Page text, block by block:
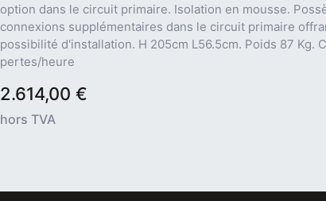
option dans le circuit primaire. Isolation en mousse.
connexions supplémentaires dans le circuit primaire
possibilité d'installation. H 205cm L56.5cm. Poids 87 Kg.
pertes/heure
2.614,00 €
hors TVA